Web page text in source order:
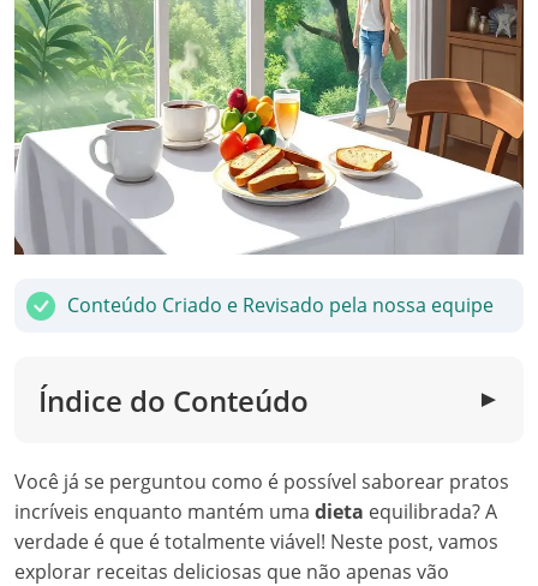
Conteúdo Criado e Revisado pela nossa equipe
Índice do Conteúdo ▼
Você já se perguntou como é possível saborear pratos
incríveis enquanto mantém uma dieta equilibrada? A
verdade é que é totalmente viável! Neste post, vamos
explorar receitas deliciosas que não apenas vão